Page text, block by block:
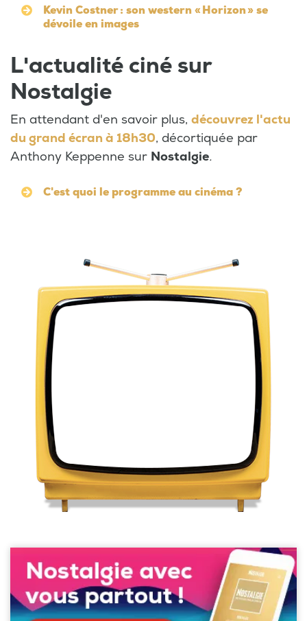
Kevin Costner : son western « Horizon » se
dévoile en images
L'actualité ciné sur
Nostalgie
En attendant d'en savoir plus, découvrez l'actu
du grand écran à 18h30, décortiquée par
Anthony Keppenne sur Nostalgie.
C'est quoi le programme au cinéma ?